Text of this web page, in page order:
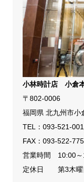
小林時計店 小倉
〒802-0006
福岡県 北九州市小
TEL： 093-521-
FAX：093-522-
営業時間 10:00～
定休日 第3木曜